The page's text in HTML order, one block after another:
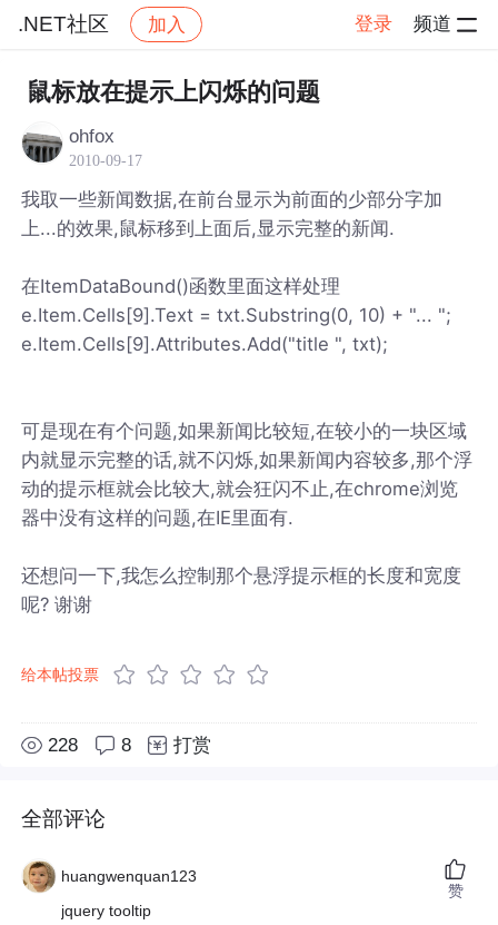
.NET社区 加入 登录 频道
社区 .NET社区 帖子详情
鼠标放在提示上闪烁的问题
ohfox
2010-09-17
我取一些新闻数据,在前台显示为前面的少部分字加
上...的效果,鼠标移到上面后,显示完整的新闻.
在ItemDataBound()函数里面这样处理
e.Item.Cells[9].Text = txt.Substring(0, 10) + "... ";
e.Item.Cells[9].Attributes.Add("title ", txt);
可是现在有个问题,如果新闻比较短,在较小的一块区域
内就显示完整的话,就不闪烁,如果新闻内容较多,那个浮
动的提示框就会比较大,就会狂闪不止,在chrome浏览
器中没有这样的问题,在IE里面有.
还想问一下,我怎么控制那个悬浮提示框的长度和宽度
呢? 谢谢
给本帖投票
228 8 打赏
全部评论
huangwenquan123
jquery tooltip
赞